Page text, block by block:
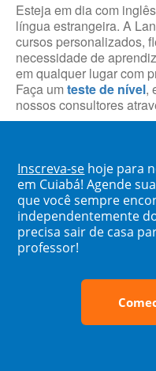
Esteja em dia com
língua estrangeira. A
cursos personalizados,
necessidade de
em qualquer lugar com
Faça um teste de nível,
nossos consultores
Inscreva-se hoje para
em Cuiabá! Agende
que você sempre
independentemente
precisa sair de casa
professor!